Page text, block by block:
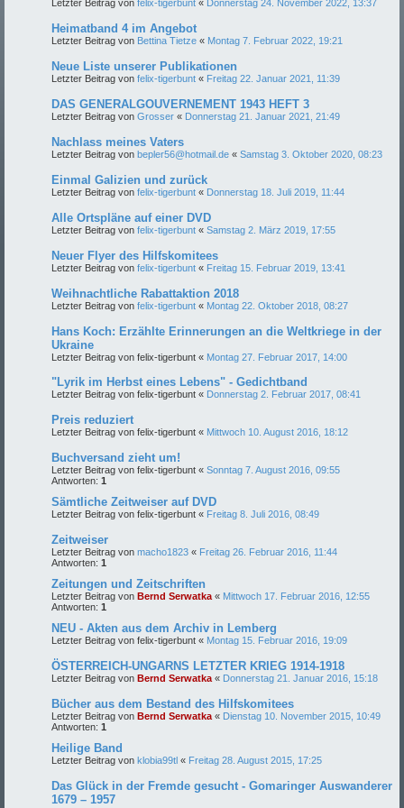
Letzter Beitrag von felix-tigerbunt « Donnerstag 24. November 2022, 13:37
Heimatband 4 im Angebot
Letzter Beitrag von Bettina Tietze « Montag 7. Februar 2022, 19:21
Neue Liste unserer Publikationen
Letzter Beitrag von felix-tigerbunt « Freitag 22. Januar 2021, 11:39
DAS GENERALGOUVERNEMENT 1943 HEFT 3
Letzter Beitrag von Grosser « Donnerstag 21. Januar 2021, 21:49
Nachlass meines Vaters
Letzter Beitrag von bepler56@hotmail.de « Samstag 3. Oktober 2020, 08:23
Einmal Galizien und zurück
Letzter Beitrag von felix-tigerbunt « Donnerstag 18. Juli 2019, 11:44
Alle Ortspläne auf einer DVD
Letzter Beitrag von felix-tigerbunt « Samstag 2. März 2019, 17:55
Neuer Flyer des Hilfskomitees
Letzter Beitrag von felix-tigerbunt « Freitag 15. Februar 2019, 13:41
Weihnachtliche Rabattaktion 2018
Letzter Beitrag von felix-tigerbunt « Montag 22. Oktober 2018, 08:27
Hans Koch: Erzählte Erinnerungen an die Weltkriege in der
Ukraine
Letzter Beitrag von felix-tigerbunt « Montag 27. Februar 2017, 14:00
"Lyrik im Herbst eines Lebens" - Gedichtband
Letzter Beitrag von felix-tigerbunt « Donnerstag 2. Februar 2017, 08:41
Preis reduziert
Letzter Beitrag von felix-tigerbunt « Mittwoch 10. August 2016, 18:12
Buchversand zieht um!
Letzter Beitrag von felix-tigerbunt « Sonntag 7. August 2016, 09:55
Antworten: 1
Sämtliche Zeitweiser auf DVD
Letzter Beitrag von felix-tigerbunt « Freitag 8. Juli 2016, 08:49
Zeitweiser
Letzter Beitrag von macho1823 « Freitag 26. Februar 2016, 11:44
Antworten: 1
Zeitungen und Zeitschriften
Letzter Beitrag von Bernd Serwatka « Mittwoch 17. Februar 2016, 12:55
Antworten: 1
NEU - Akten aus dem Archiv in Lemberg
Letzter Beitrag von felix-tigerbunt « Montag 15. Februar 2016, 19:09
ÖSTERREICH-UNGARNS LETZTER KRIEG 1914-1918
Letzter Beitrag von Bernd Serwatka « Donnerstag 21. Januar 2016, 15:18
Bücher aus dem Bestand des Hilfskomitees
Letzter Beitrag von Bernd Serwatka « Dienstag 10. November 2015, 10:49
Antworten: 1
Heilige Band
Letzter Beitrag von klobia99tl « Freitag 28. August 2015, 17:25
Das Glück in der Fremde gesucht - Gomaringer Auswanderer
1679 – 1957